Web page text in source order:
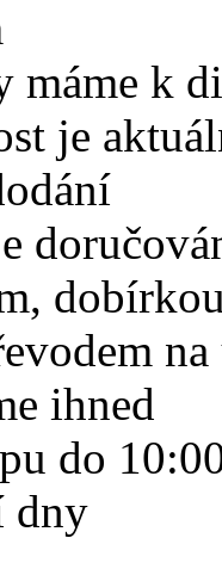
máme k
je
dobírkou
ihned
do
dny